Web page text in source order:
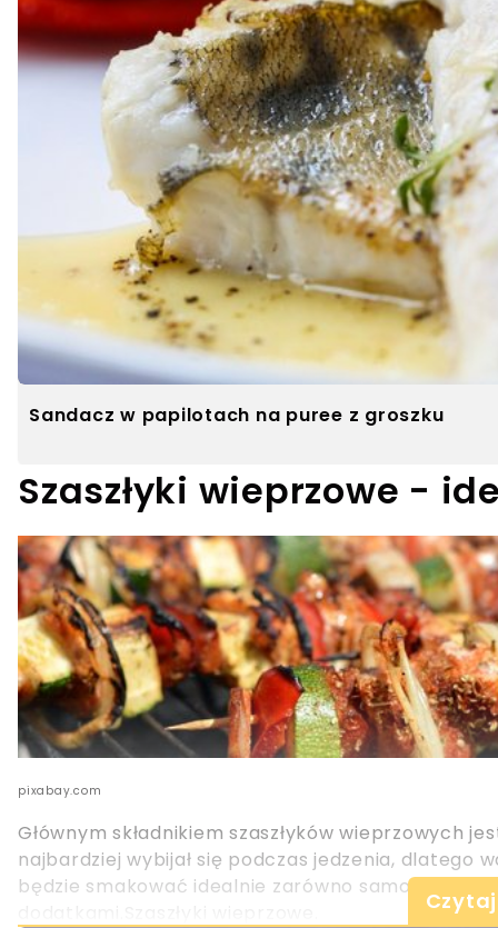
Sandacz w papilotach na puree z groszku
Szaszłyki wieprzowe -
pixabay.com
Głównym składnikiem szaszłyków wieprzowych
najbardziej wybijał się podczas jedzenia,
będzie smakować idealnie zarówno samo, jak i w